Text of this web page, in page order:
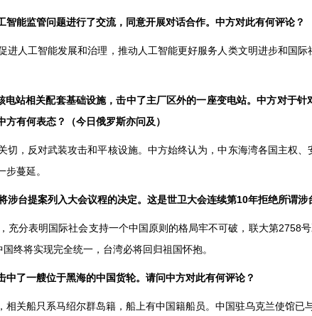
能监管问题进行了交流，同意开展对话合作。中方对此有何评论？
进人工智能发展和治理，推动人工智能更好服务人类文明进步和国
站相关配套基础设施，击中了主厂区外的一座变电站。中方对于针
有何表态？（今日俄罗斯亦问及）
，反对武装攻击和平核设施。中方始终认为，中东海湾各国主权
蔓延。
涉台提案列入大会议程的决定。这是世卫大会连续第10年拒绝所谓
分表明国际社会支持一个中国原则的格局牢不可破，联大第2758
终将实现完全统一，台湾必将回归祖国怀抱。
了一艘位于黑海的中国货轮。请问中方对此有何评论？
关船只系马绍尔群岛籍，船上有中国籍船员。中国驻乌克兰使馆已